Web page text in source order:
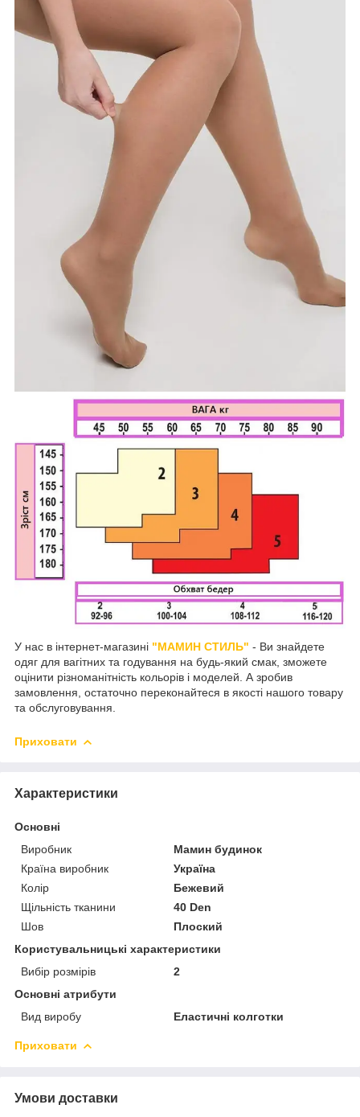
У нас в інтернет-магазині "МАМИН СТИЛЬ" - Ви знайдете
одяг для вагітних та годування на будь-який смак, зможете
оцінити різноманітність кольорів і моделей. А зробив
замовлення, остаточно переконайтеся в якості нашого товару
та обслуговування.
Приховати
Характеристики
Основні
Виробник
Мамин будинок
Країна виробник
Україна
Колір
Бежевий
Щільність тканини
40 Den
Шов
Плоский
Користувальницькі характеристики
Вибір розмірів
2
Основні атрибути
Вид виробу
Еластичні колготки
Приховати
Умови доставки